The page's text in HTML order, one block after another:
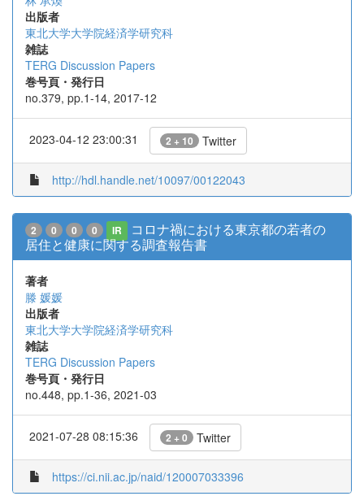
出版者
東北大学大学院経済学研究科
雑誌
TERG Discussion Papers
巻号頁・発行日
no.379, pp.1-14, 2017-12
2023-04-12 23:00:31 2 + 10 Twitter
http://hdl.handle.net/10097/00122043
2 0 0 0 IR
コロナ禍における東京都の若者の
居住と健康に関する調査報告書
著者
滕 媛媛
出版者
東北大学大学院経済学研究科
雑誌
TERG Discussion Papers
巻号頁・発行日
no.448, pp.1-36, 2021-03
2021-07-28 08:15:36 2 + 0 Twitter
https://ci.nii.ac.jp/naid/120007033396